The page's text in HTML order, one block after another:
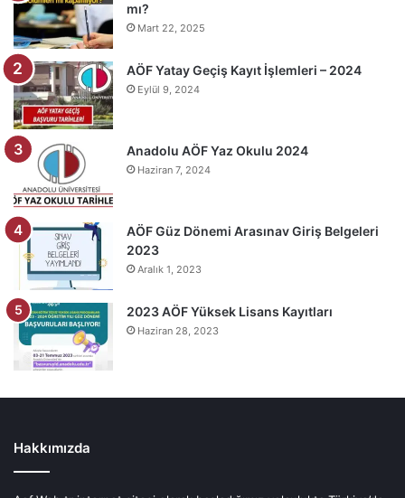
mı?
Mart 22, 2025
AÖF Yatay Geçiş Kayıt İşlemleri – 2024
Eylül 9, 2024
Anadolu AÖF Yaz Okulu 2024
Haziran 7, 2024
AÖF Güz Dönemi Arasınav Giriş Belgeleri
2023
Aralık 1, 2023
2023 AÖF Yüksek Lisans Kayıtları
Haziran 28, 2023
Hakkımızda